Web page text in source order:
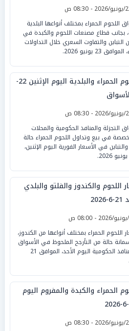
الحمراء بمختلف أنواعها البلدية
بجانب قطاع مصنعات اللحوم والكبدة في
التباين والتفاوت السعري خلال التداولات
23 يونيو 2026.
أسعار اللحوم الحمراء والبلدية اليوم الإثنين 22-
والمنافذ الحكومية والمحلات
في بيع وتداول اللحوم الحمراء حالة
في الأسعار الفورية اليوم الإثنين،
اللحوم والكندوز والفلتو والبلدي
الحمراء بمختلف أنواعها من الكندوز،
حالة من التأرجح الملحوظ في الأسواق
المصرية والمنافذ الحكومية اليوم الأحد، الموافق 21
الحمراء والكبدة والمفروم اليوم